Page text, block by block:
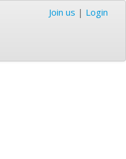
Join us | Login